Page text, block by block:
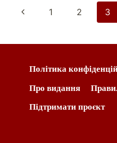
1 2 3
Політика
Про видання
Підтримати проєкт